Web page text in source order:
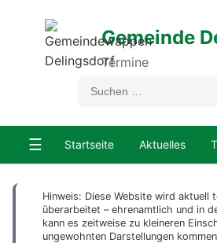
Gemeinde
Termine
☰ Startseite Aktuelles
Hinweis: Diese Website wird aktuell
überarbeitet – ehrenamtlich und in
kann es zeitweise zu kleineren
ungewohnten Darstellungen